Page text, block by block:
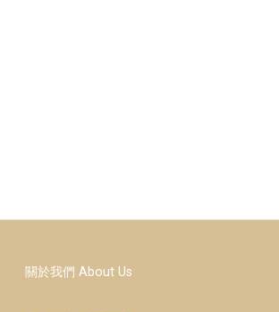
關於我們 About Us